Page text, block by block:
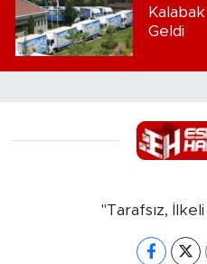
Geldi
"Tarafsız, İlkeli